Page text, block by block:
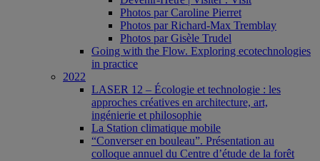
Photos par Caroline Pierret
Photos par Richard-Max Tremblay
Photos par Gisèle Trudel
Going with the Flow. Exploring ecotechnologies
in practice
2022
LASER 12 – Écologie et technologie : les
approches créatives en architecture, art,
ingénierie et philosophie
La Station climatique mobile
“Converser en bouleau”. Présentation au
colloque annuel du Centre d’étude de la forêt